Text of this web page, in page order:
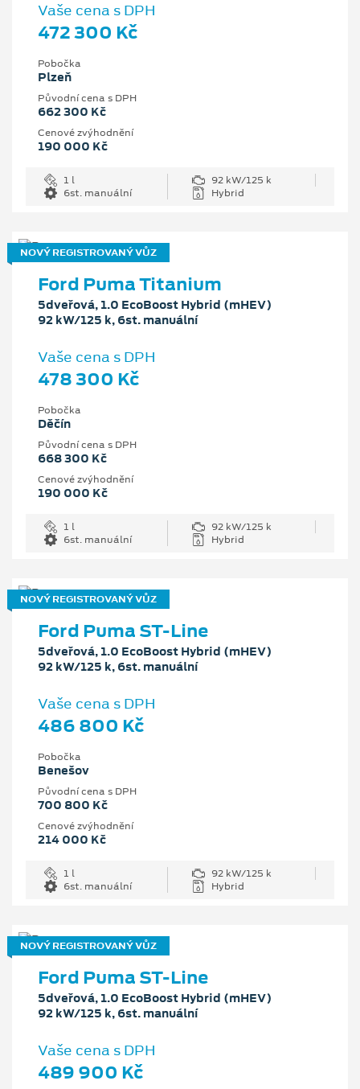
Vaše cena s DPH
472 300 Kč
Pobočka
Plzeň
Původní cena s DPH
662 300 Kč
Cenové zvýhodnění
190 000 Kč
1 l
92 kW/125 k
6st. manuální
Hybrid
NOVÝ REGISTROVANÝ VŮZ
Ford Puma Titanium
5dveřová, 1.0 EcoBoost Hybrid (mHEV)
92 kW/125 k, 6st. manuální
Vaše cena s DPH
478 300 Kč
Pobočka
Děčín
Původní cena s DPH
668 300 Kč
Cenové zvýhodnění
190 000 Kč
1 l
92 kW/125 k
6st. manuální
Hybrid
NOVÝ REGISTROVANÝ VŮZ
Ford Puma ST-Line
5dveřová, 1.0 EcoBoost Hybrid (mHEV)
92 kW/125 k, 6st. manuální
Vaše cena s DPH
486 800 Kč
Pobočka
Benešov
Původní cena s DPH
700 800 Kč
Cenové zvýhodnění
214 000 Kč
1 l
92 kW/125 k
6st. manuální
Hybrid
NOVÝ REGISTROVANÝ VŮZ
Ford Puma ST-Line
5dveřová, 1.0 EcoBoost Hybrid (mHEV)
92 kW/125 k, 6st. manuální
Vaše cena s DPH
489 900 Kč